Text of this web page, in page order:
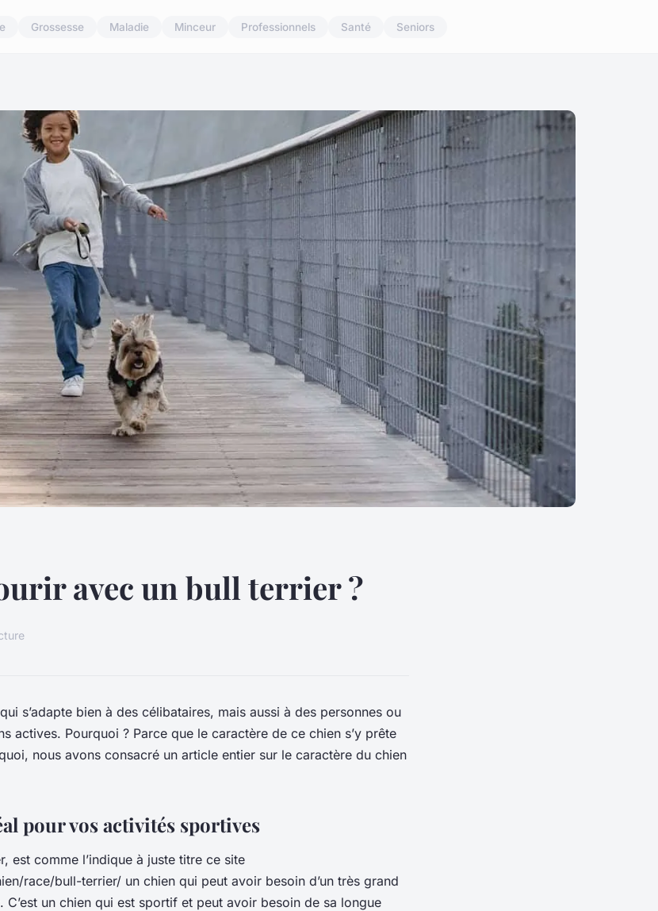
Grossesse Maladie Minceur Professionnels Santé Seniors
avec un bull terrier ?
s’adapte bien à des célibataires, mais aussi à des personnes ou
actives. Pourquoi ? Parce que le caractère de ce chien s’y prête
nous avons consacré un article entier sur le caractère du chien
pour vos activités sportives
est comme l’indique à juste titre ce site
race/bull-terrier/ un chien qui peut avoir besoin d’un très grand
C’est un chien qui est sportif et peut avoir besoin de sa longue